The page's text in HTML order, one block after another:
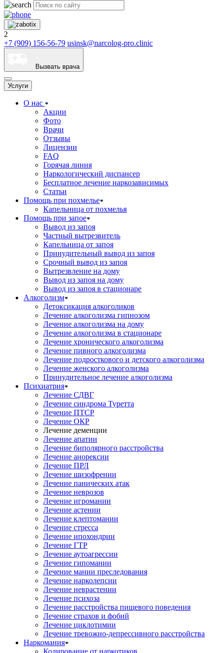
2
+7 (909) 156-56-79 usinsk@narcolog-pro.clinic
Вызвать врача
Услуги
О нас
Акции
Фото
Врачи
Отзывы
Лицензии
FAQ
Горячая линия
Наркологический диспансер
Бесплатное лечение наркозависимых
Статьи
Помощь при похмелье
Капельница от похмелья
Помощь при запое
Вывод из запоя
Частный вытрезвитель
Капельница от запоя
Принудительный вывод из запоя
Срочный вывод из запоя
Вытрезвление на дому
Вывод из запоя на дому
Вывод из запоя в стационаре
Алкоголизм
Детоксикация алкоголиков
Лечение алкоголизма гипнозом
Лечение алкоголизма на дому
Лечение алкоголизма в стационаре
Лечение хронического алкоголизма
Лечение пивного алкоголизма
Лечение подросткового и детского алкоголизма
Лечение женского алкоголизма
Принудительное лечение алкоголизма
Психиатрия
Лечение СДВГ
Лечение синдрома Туретта
Лечение ПТСР
Лечение ОКР
Лечение деменции
Лечение апатии
Лечение биполярного расстройства
Лечение анорексии
Лечение ПРЛ
Лечение шизофрении
Лечение панических атак
Лечение неврозов
Лечение игромании
Лечение астении
Лечение клептомании
Лечение стресса
Лечение ипохондрии
Лечение ГТР
Лечение аутоагрессии
Лечение гипомании
Лечение мании преследования
Лечение нарколепсии
Лечение неврастении
Лечение психоза
Лечение расстройства пищевого поведения
Лечение страхов и фобий
Лечение циклотимии
Лечение тревожно-депрессивного расстройства
Наркомания
Кодирование от наркотиков